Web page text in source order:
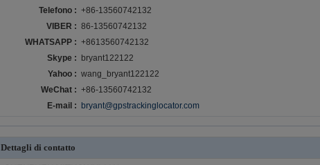
Telefono : +86-13560742132
VIBER : 86-13560742132
WHATSAPP : +8613560742132
Skype :
bryant122122
Yahoo : wang_bryant122122
WeChat : +86-13560742132
E-mail :
bryant@gpstrackinglocator.com
Dettagli di contatto